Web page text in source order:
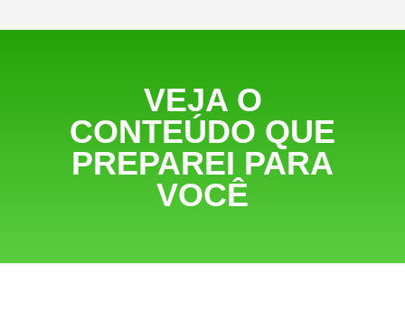
VEJA O
CONTEÚDO QUE
PREPAREI PARA
VOCÊ